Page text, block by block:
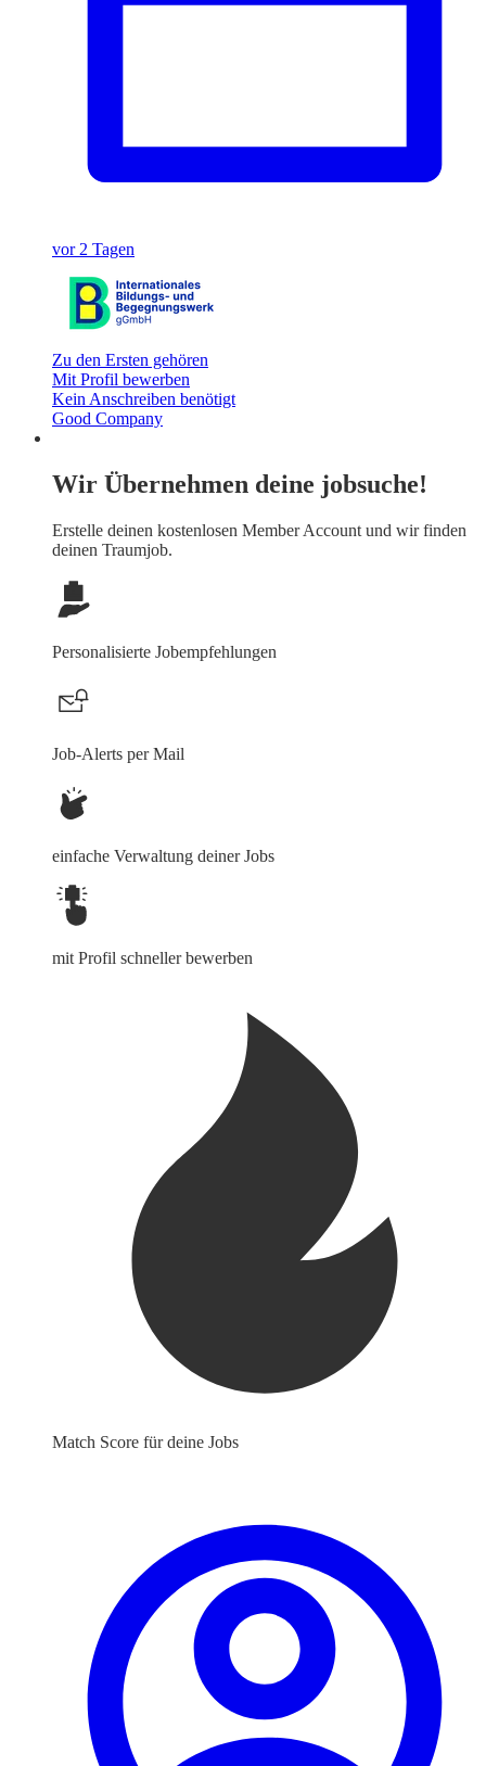
vor 2 Tagen
Zu den Ersten gehören
Mit Profil bewerben
Kein Anschreiben benötigt
Good Company
Wir Übernehmen deine jobsuche!
Erstelle deinen kostenlosen Member Account und wir finden
deinen Traumjob.
Personalisierte Jobempfehlungen
Job-Alerts per Mail
einfache Verwaltung deiner Jobs
mit Profil schneller bewerben
Match Score für deine Jobs